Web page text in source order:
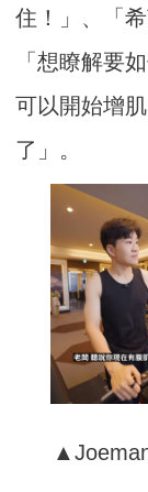
住！」、「
「想瞭解要
可以開始增
了」。